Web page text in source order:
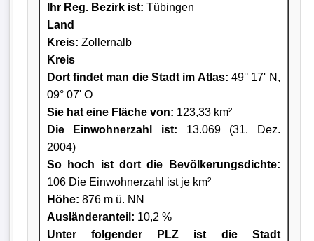
Ihr Reg. Bezirk ist: Tübingen
Land
Kreis: Zollernalb
Kreis
Dort findet man die Stadt im Atlas: 49° 17' N,
09° 07' O
Sie hat eine Fläche von: 123,33 km²
Die Einwohnerzahl ist: 13.069 (31. Dez.
2004)
So hoch ist dort die Bevölkerungsdichte:
106 Die Einwohnerzahl ist je km²
Höhe: 876 m ü. NN
Ausländeranteil: 10,2 %
Unter folgender PLZ ist die Stadt